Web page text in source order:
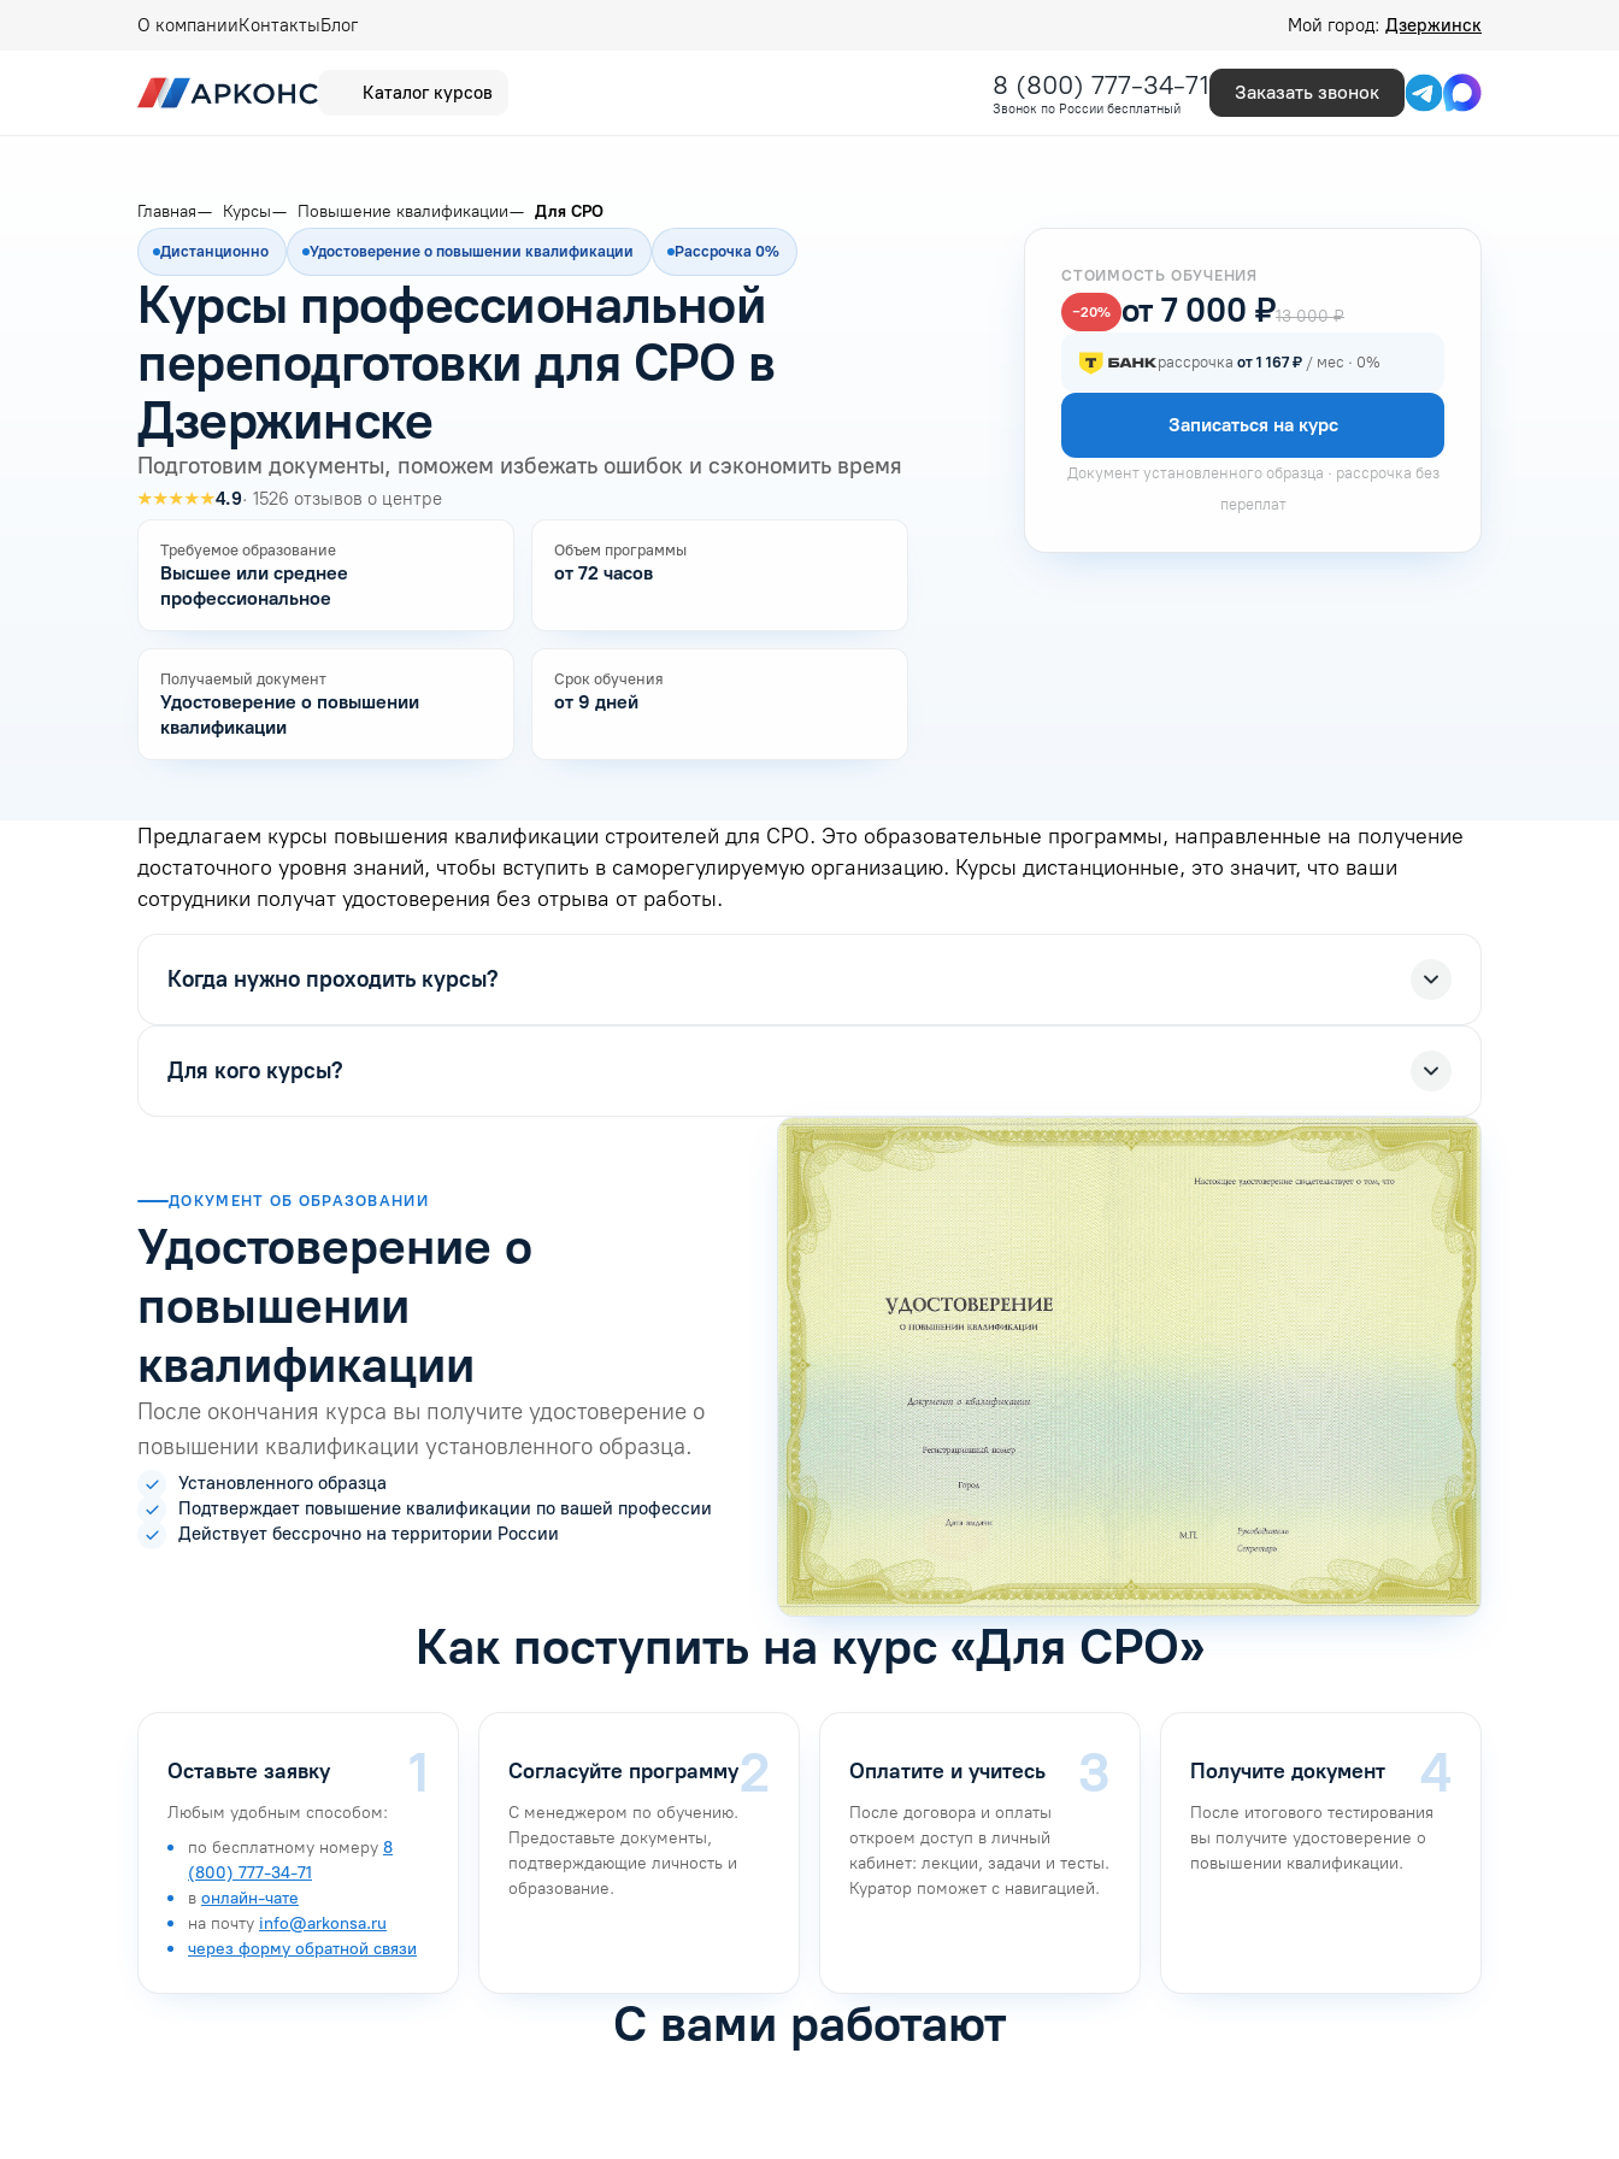
О компанииКонтактыБлог Мой город: Дзержинск
Каталог курсов 8 (800) 777-34-71
Звонок по России бесплатный
Заказать звонок
Главная Курсы Повышение квалификации Для СРО
Дистанционно Удостоверение о повышении квалификации Рассрочка 0%
Курсы профессиональной
переподготовки для СРО в
Дзержинске
Подготовим документы, поможем избежать ошибок и сэкономить время
★★★★★4.9· 1526 отзывов о центре
Требуемое образование
Высшее или среднее
профессиональное
Объем программы
от 72 часов
Получаемый документ
Удостоверение о повышении
квалификации
Срок обучения
от 9 дней
СТОИМОСТЬ ОБУЧЕНИЯ
−20% от 7 000 ₽13 000 ₽
рассрочка от 1 167 ₽ / мес · 0%
Записаться на курс
Документ установленного образца · рассрочка без
переплат
Предлагаем курсы повышения квалификации строителей для СРО. Это образовательные программы, направленные на получение
достаточного уровня знаний, чтобы вступить в саморегулируемую организацию. Курсы дистанционные, это значит, что ваши
сотрудники получат удостоверения без отрыва от работы.
Когда нужно проходить курсы?
Для кого курсы?
ДОКУМЕНТ ОБ ОБРАЗОВАНИИ
Удостоверение о
повышении
квалификации
После окончания курса вы получите удостоверение о
повышении квалификации установленного образца.
Установленного образца
Подтверждает повышение квалификации по вашей профессии
Действует бессрочно на территории России
Как поступить на курс «Для СРО»
Оставьте заявку
Любым удобным способом:
по бесплатному номеру 8
(800) 777-34-71
в онлайн-чате
на почту info@arkonsa.ru
через форму обратной связи
Согласуйте программу
С менеджером по обучению.
Предоставьте документы,
подтверждающие личность и
образование.
Оплатите и учитесь
После договора и оплаты
откроем доступ в личный
кабинет: лекции, задачи и тесты.
Куратор поможет с навигацией.
Получите документ
После итогового тестирования
вы получите удостоверение о
повышении квалификации.
С вами работают